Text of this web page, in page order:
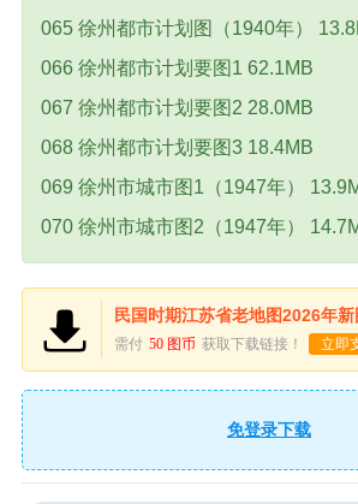
065 徐州都市计划图（1940年）
066 徐州都市计划要图1 62.1MB
067 徐州都市计划要图2 28.0MB
068 徐州都市计划要图3 18.4MB
069 徐州市城市图1（1947年）
070 徐州市城市图2（1947年）
民国时期江苏省老地图2026年
需付 50 图币 获取下载链接！ 立即
免登录下载